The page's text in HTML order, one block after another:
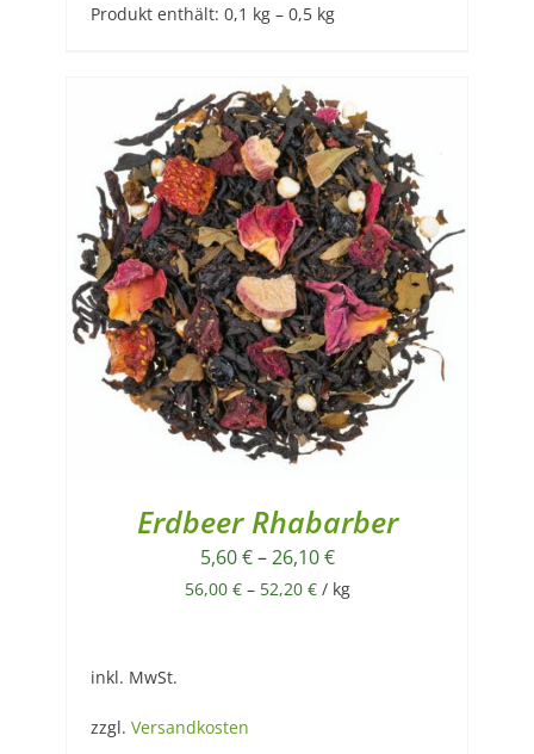
Produkt enthält: 0,1 kg – 0,5 kg
Erdbeer Rhabarber
5,60€–26,10€
56,00 €– 52,20 €/ kg
inkl. MwSt.
zzgl. Versandkosten